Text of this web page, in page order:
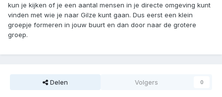
kun je kijken of je een aantal mensen in je directe omgeving kunt
vinden met wie je naar Gilze kunt gaan. Dus eerst een klein
groepje formeren in jouw buurt en dan door naar de grotere
groep.
Delen Volgers 0